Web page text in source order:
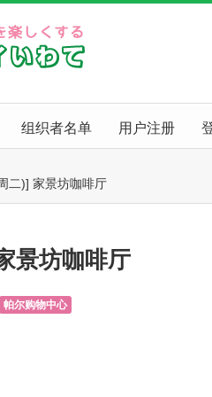
组织者名单 用户注册
二)] 家景坊咖啡厅
景坊咖啡厅
帕尔购物中心